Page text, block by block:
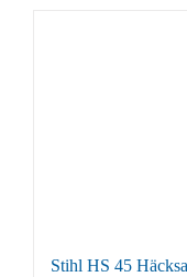
Stihl HS 45